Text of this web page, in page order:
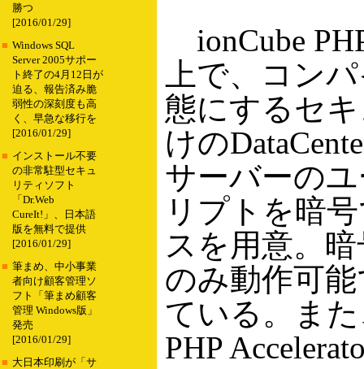
勝つ
[2016/01/29]
■ Windows SQL
Server 2005サポー
ト終了の4月12日が
迫る、報告済み脆
弱性の深刻度も高
く、早急な移行を
[2016/01/29]
■ インストール不要
の非常駐型セキュ
リティソフト
「Dr.Web
CureIt!」、日本語
版を無料で提供
[2016/01/29]
■ 筆まめ、中小事業
者向け顧客管理ソ
フト「筆まめ顧客
管理 Windows版」
発売
[2016/01/29]
■ 大日本印刷が「サ
ionCube
上で、コン
態にするセ
けの
サーバーの
リプトを暗
スを用意。
のみ動作可
ている。ま
PHP